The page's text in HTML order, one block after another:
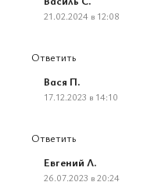
21.02.2024 в 12:08
Ответить
Вася П.
17.12.2023 в 14:10
Ответить
Евгений Л.
26.07.2023 в 20:24